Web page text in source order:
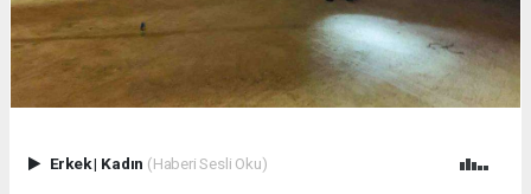
Erkek| Kadın (Haberi Sesli Oku)